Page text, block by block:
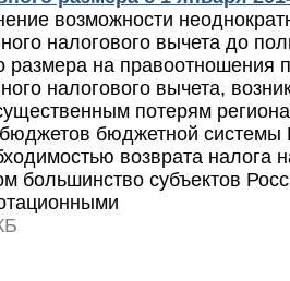
возможности
налогового вычета до
размера на правоотношения
налогового вычета,
потерям
бюджетов бюджетной системы
возврата налога
большинство субъектов